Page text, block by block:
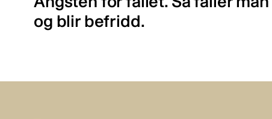
og blir befridd.